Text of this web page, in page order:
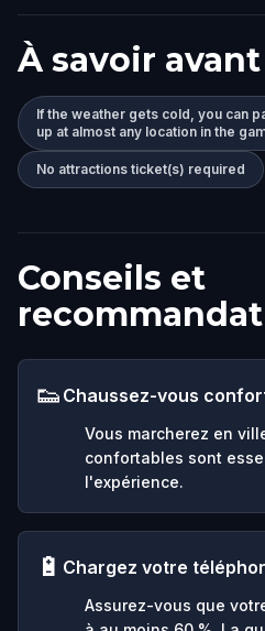
À savoir
If the weather gets cold, you can
up at almost any location in the
No attractions ticket(s) required
Conseils et
👟 Chaussez-vous
Vous marcherez en
confortables sont
l'expérience.
🔋 Chargez votre
Assurez-vous que